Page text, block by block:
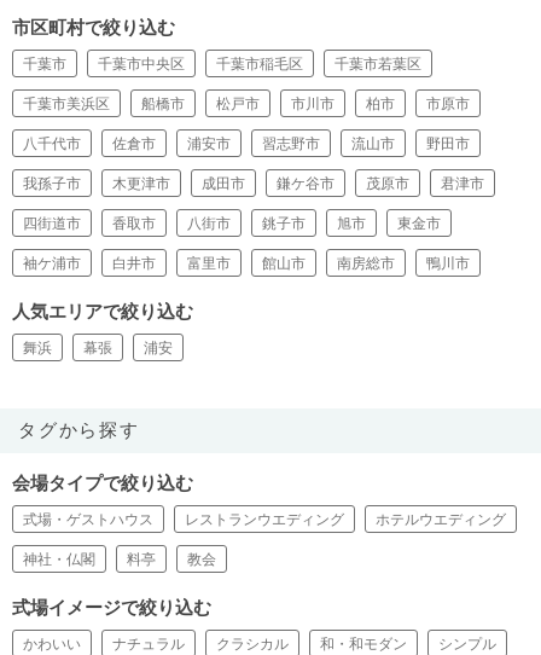
市区町村で絞り込む
千葉市 千葉市中央区 千葉市稲毛区 千葉市若葉区
千葉市美浜区 船橋市 松戸市 市川市 柏市 市原市
八千代市 佐倉市 浦安市 習志野市 流山市 野田市
我孫子市 木更津市 成田市 鎌ケ谷市 茂原市 君津市
四街道市 香取市 八街市 銚子市 旭市 東金市
袖ケ浦市 白井市 富里市 館山市 南房総市 鴨川市
人気エリアで絞り込む
舞浜 幕張 浦安
タグから探す
会場タイプで絞り込む
式場・ゲストハウス レストランウエディング ホテルウエディング
神社・仏閣 料亭 教会
式場イメージで絞り込む
かわいい ナチュラル クラシカル 和・和モダン シンプル